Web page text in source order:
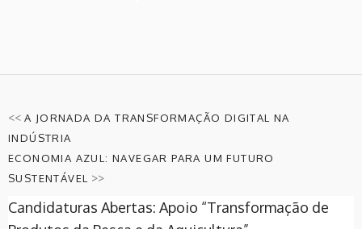
<< A JORNADA DA TRANSFORMAÇÃO DIGITAL NA
INDÚSTRIA
ECONOMIA AZUL: NAVEGAR PARA UM FUTURO
SUSTENTÁVEL
>>
Candidaturas Abertas: Apoio “Transformação de